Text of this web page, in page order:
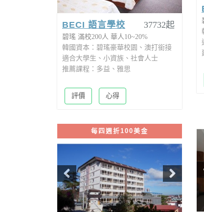
BECI 語言學校 37732起
碧瑤 滿校200人 華人10~20%
韓國資本：碧瑤豪華校園、澳打銜接
適合大學生、小資族、社會人士
推薦課程：多益、雅思
評價 心得
每四週折100美金